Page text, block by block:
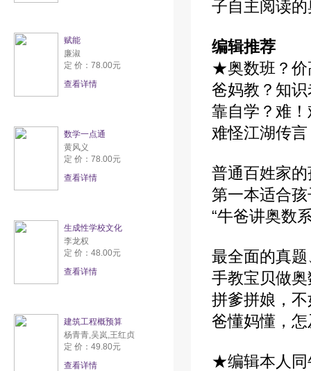
赋能
廉淑
定 价：78.00元
查看详情
数学一点通
黄风义
定 价：78.00元
查看详情
生成性学校文化
李龙权
定 价：48.00元
查看详情
建筑工程概预算
杨青青,吴岚,王红贞
定 价：49.80元
查看详情
子自主阅读
编辑推荐
★奥数班？价
爸妈教？知
靠自学？难
难怪江湖传言
普通百姓家
第一本适合
“牛爸讲奥数
最全面的真
手教宝贝做
拼爹拼娘，
爸懂妈懂，
★编辑本人同